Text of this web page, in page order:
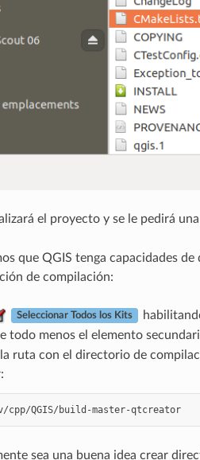
el proyecto y se le pedirá
que QGIS tenga capacidades
de compilación:
Seleccionar Todos los Kits
todo menos el elemento
ruta con el directorio de
/dev/cpp/QGIS/build-master-qtcreator
sea una buena idea crear